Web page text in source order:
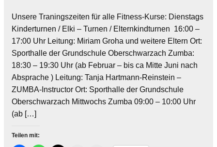
Unsere Traningszeiten für alle Fitness-Kurse: Dienstags
Kinderturnen / Elki – Turnen / Elternkindturnen 16:00 –
17:00 Uhr Leitung: Miriam Groha und weitere Eltern Ort:
Sporthalle der Grundschule Oberschwarzach Zumba:
18:30 – 19:30 Uhr (ab Februar – bis ca Mitte Juni nach
Absprache ) Leitung: Tanja Hartmann-Reinstein –
ZUMBA-Instructor Ort: Sporthalle der Grundschule
Oberschwarzach Mittwochs Zumba 09:00 – 10:00 Uhr
(ab […]
Teilen mit: